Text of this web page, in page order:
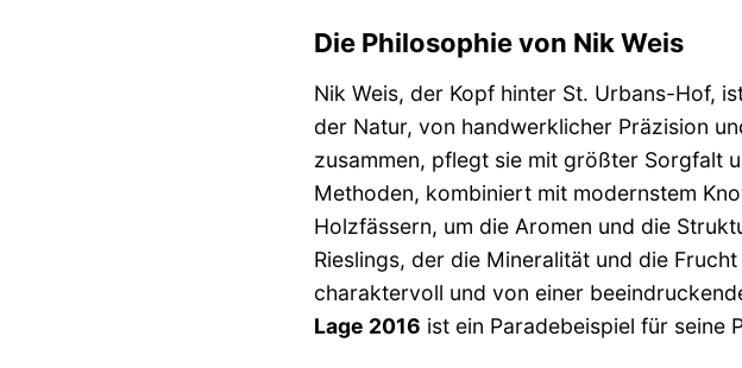
Die Philosophie von Nik Weis
Nik Weis, der Kopf hinter St. Urbans-Hof,
der Natur, von handwerklicher Präzision
zusammen, pflegt sie mit größter Sorgfalt
Methoden, kombiniert mit modernstem
Holzfässern, um die Aromen und die
Rieslings, der die Mineralität und die
charaktervoll und von einer
Lage 2016 ist ein Paradebeispiel für seine